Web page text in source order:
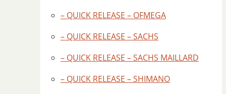
– QUICK RELEASE – OFMEGA
– QUICK RELEASE – SACHS
– QUICK RELEASE – SACHS MAILLARD
– QUICK RELEASE – SHIMANO